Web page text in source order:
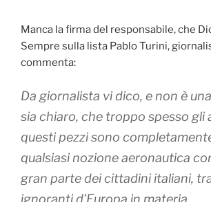
Manca la firma del responsabile, che
Sempre sulla lista Pablo Turini,
commenta:
Da giornalista vi dico, e non è
sia chiaro, che troppo spesso gli
questi pezzi sono
qualsiasi nozione aeronautica
gran parte dei cittadini italiani,
ignoranti d’Europa in materia.